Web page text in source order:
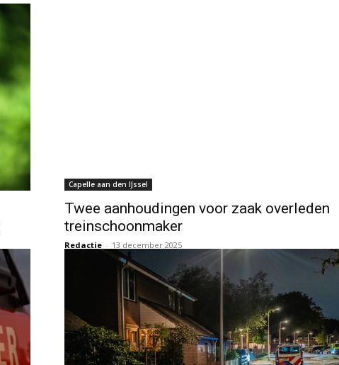
Capelle aan den IJssel
Twee aanhoudingen voor zaak overleden
treinschoonmaker
Redactie - 13 december 2025